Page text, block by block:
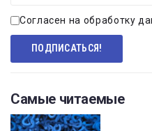
Согласен на обработку
Самые читаемые